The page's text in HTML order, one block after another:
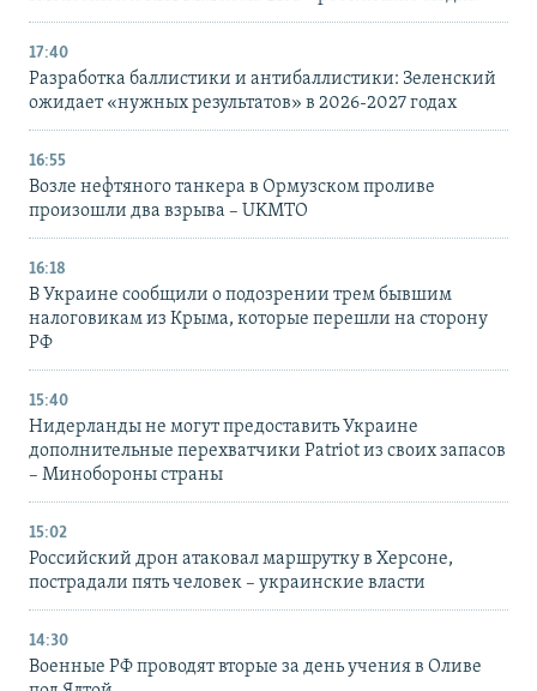
17:40
Разработка баллистики и антибаллистики: Зеленский
ожидает «нужных результатов» в 2026-2027 годах
16:55
Возле нефтяного танкера в Ормузском проливе
произошли два взрыва – UKMTO
16:18
В Украине сообщили о подозрении трем бывшим
налоговикам из Крыма, которые перешли на сторону
РФ
15:40
Нидерланды не могут предоставить Украине
дополнительные перехватчики Patriot из своих запасов
– Минобороны страны
15:02
Российский дрон атаковал маршрутку в Херсоне,
пострадали пять человек – украинские власти
14:30
Военные РФ проводят вторые за день учения в Оливе